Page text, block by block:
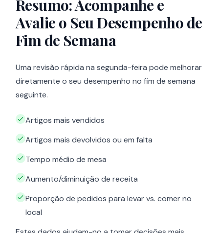
Resumo: Acompanhe e
Avalie o Seu Desempenho de
Fim de Semana
Uma revisão rápida na segunda-feira pode melhorar
diretamente o seu desempenho no fim de semana
seguinte.
Artigos mais vendidos
Artigos mais devolvidos ou em falta
Tempo médio de mesa
Aumento/diminuição de receita
Proporção de pedidos para levar vs. comer no
local